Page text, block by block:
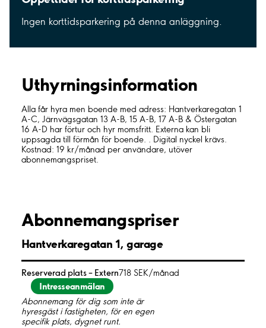
Ingen korttidsparkering på denna anläggning.
Uthyrnings­information
Alla får hyra men boende med adress: Hantverkaregatan 1
A-C, Järnvägsgatan 13 A-B, 15 A-B, 17 A-B & Östergatan
16 A-D har förtur och hyr momsfritt. Externa kan bli
uppsagda till förmån för boende. . Digital nyckel krävs.
Kostnad: 19 kr/månad per användare, utöver
abonnemangspriset.
Abonnemangspriser
Hantverkaregatan 1, garage
Reserverad plats – Extern718 SEK/månad
Intresseanmälan
Abonnemang för dig som inte är
hyresgäst i fastigheten, för en egen
specifik plats, dygnet runt.